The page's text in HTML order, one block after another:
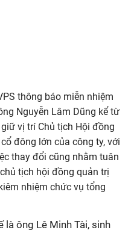
thông báo miễn nhiệm
Nguyễn Lâm Dũng kể từ
vị trí Chủ tịch Hội đồng
đông lớn của công ty, với
thay đổi cũng nhằm tuân
tịch hội đồng quản trị
nhiệm chức vụ tổng
ông Lê Minh Tài, sinh